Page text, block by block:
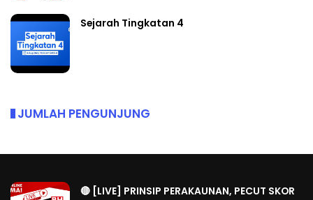
Sejarah Tingkatan 4
JUMLAH PENGUNJUNG
🔴 [LIVE] PRINSIP PERAKAUNAN, PECUT SKOR